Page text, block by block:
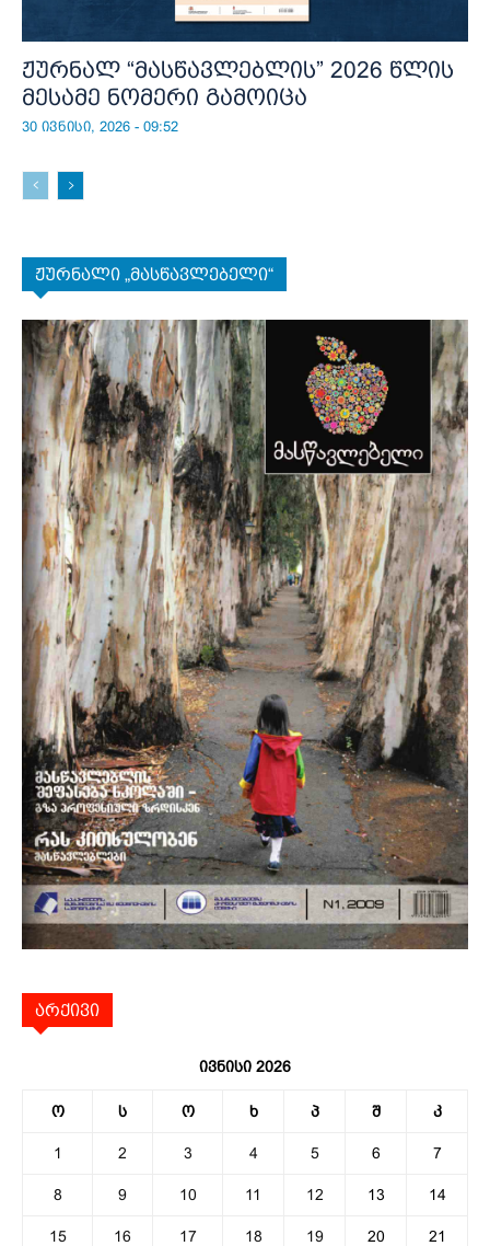
ჟურნალ “მასწავლებლის” 2026 წლის
მესამე ნომერი გამოიცა
30 ივნისი, 2026 - 09:52
ჟურნალი „მასწავლებელი“
არქივი
ივნისი 2026
ო ს ო ხ პ შ კ
1 2 3 4 5 6 7
8 9 10 11 12 13 14
15 16 17 18 19 20 21